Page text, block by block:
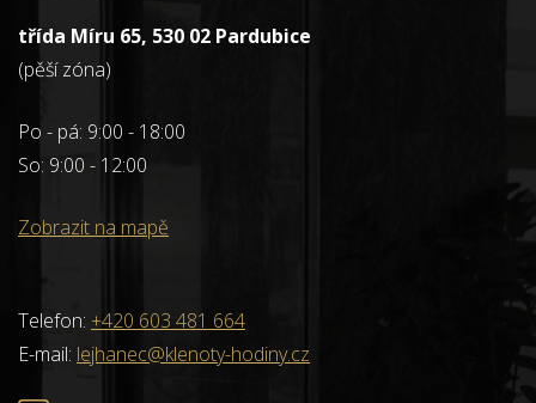
třída Míru 65, 530 02 Pardubice
(pěší zóna)
Po - pá: 9:00 - 18:00
So: 9:00 - 12:00
Zobrazit na mapě
Telefon: +420 603 481 664
E-mail: lejhanec@klenoty-hodiny.cz